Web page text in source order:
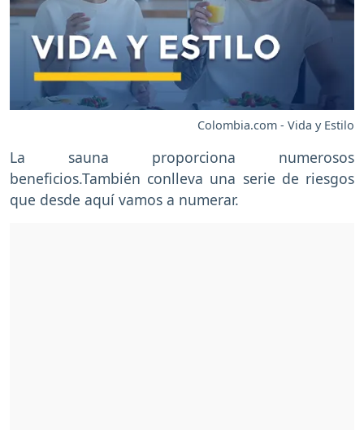
Colombia.com - Vida y Estilo
La sauna proporciona numerosos
beneficios.También conlleva una serie de riesgos
que desde aquí vamos a numerar.